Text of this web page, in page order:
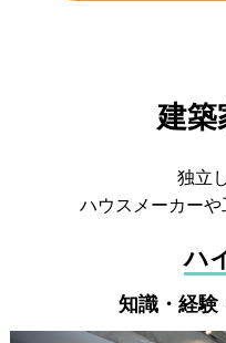
建築
独立
ハウスメーカーや
ハ
知識・経験